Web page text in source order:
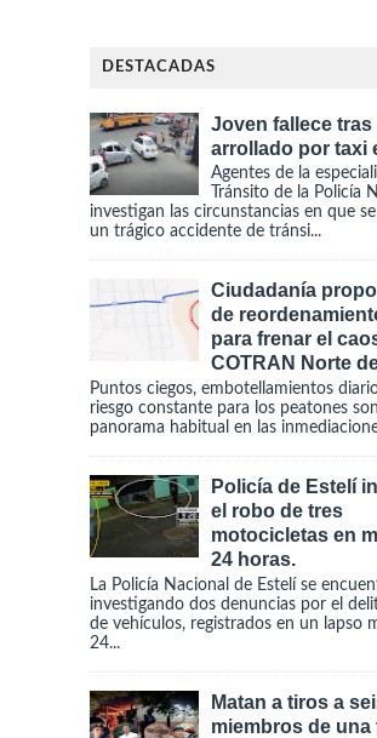
DESTACADAS
Joven fallece tras
arrollado por taxi
Agentes de la
Tránsito de la Policía
investigan las circunstancias en que
un trágico accidente de tránsi...
Ciudadanía
de
para frenar el
COTRAN Norte
Puntos ciegos, embotellamientos
riesgo constante para los peatones
panorama habitual en las
Policía de Estelí
el robo de tres
motocicletas en
24 horas.
La Policía Nacional de Estelí se
investigando dos denuncias por el
de vehículos, registrados en un lapso
24...
Matan a tiros a
miembros de una